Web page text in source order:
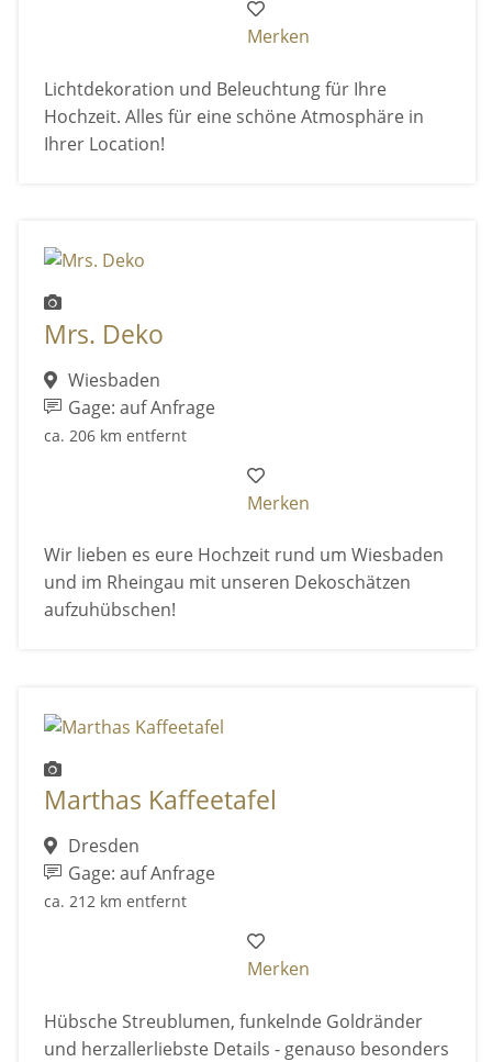
Merken
Lichtdekoration und Beleuchtung für Ihre
Hochzeit. Alles für eine schöne Atmosphäre in
Ihrer Location!
Mrs. Deko
Wiesbaden
Gage: auf Anfrage
ca. 206 km entfernt
Merken
Wir lieben es eure Hochzeit rund um Wiesbaden
und im Rheingau mit unseren Dekoschätzen
aufzuhübschen!
Marthas Kaffeetafel
Dresden
Gage: auf Anfrage
ca. 212 km entfernt
Merken
Hübsche Streublumen, funkelnde Goldränder
und herzallerliebste Details - genauso besonders